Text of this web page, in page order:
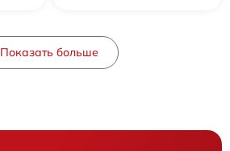
Показать больше